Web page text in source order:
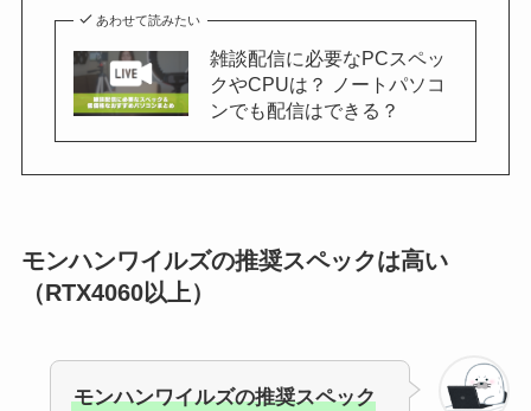
あわせて読みたい
雑談配信に必要なPCスペッ
クやCPUは？ ノートパソコ
ンでも配信はできる？
モンハンワイルズの推奨スペックは高い
（RTX4060以上）
モンハンワイルズの推奨スペック